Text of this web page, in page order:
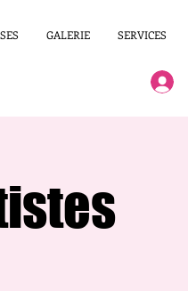
GALERIE SERVICES